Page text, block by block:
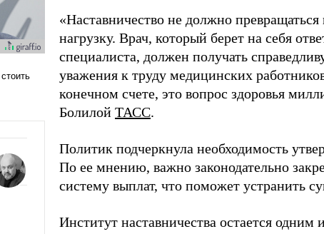
«Наставничество не должно
нагрузку. Врач, который берет на себя
специалиста, должен получать
уважения к труду медицинских
конечном счете, это вопрос здоровья
Болилой ТАСС.
Политик подчеркнула необходимость
По ее мнению, важно законодательно
систему выплат, что поможет устранить
Институт наставничества остается одним